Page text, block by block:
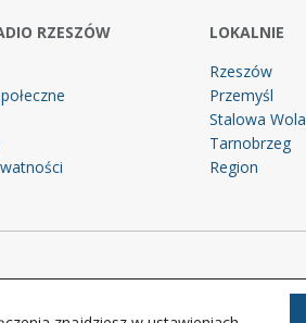
RZESZÓW
LOKALNIE
Rzeszów
Przemyśl
Stalowa Wola
Tarnobrzeg
Region